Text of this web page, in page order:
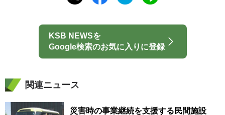
KSB NEWSを
Google検索のお気に入りに登録
関連ニュース
災害時の事業継続を支援する民間施設